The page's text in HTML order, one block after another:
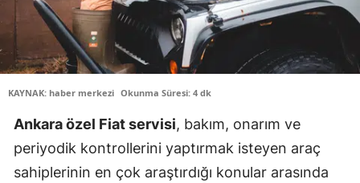
KAYNAK: haber merkezi Okunma Süresi: 4 dk
Ankara özel Fiat servisi, bakım, onarım ve
periyodik kontrollerini yaptırmak isteyen araç
sahiplerinin en çok araştırdığı konular arasında